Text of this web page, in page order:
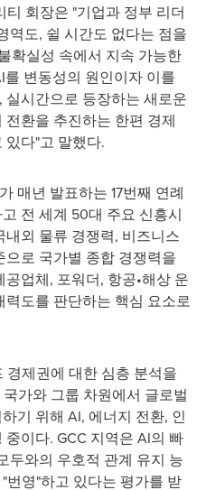
티 회장은 "기업과 정부 리더
역도, 쉴 시간도 없다는 점을
확실성 속에서 지속 가능한
변동성의 원인이자 이를
시간으로 등장하는 새로운
환을 추진하는 한편 경제
있다"고 말했다.
매년 발표하는 17번째 연례
전 세계 50대 주요 신흥시
외 물류 경쟁력, 비즈니스
로 국가별 종합 경쟁력을
업체, 포워더, 항공•해상 운
도를 판단하는 핵심 요소로
제권에 대한 심층 분석을
가와 그룹 차원에서 글로벌
기 위해 AI, 에너지 전환, 인
이다. GCC 지역은 AI의 빠
두와의 우호적 관계 유지 능
번영"하고 있다는 평가를 받